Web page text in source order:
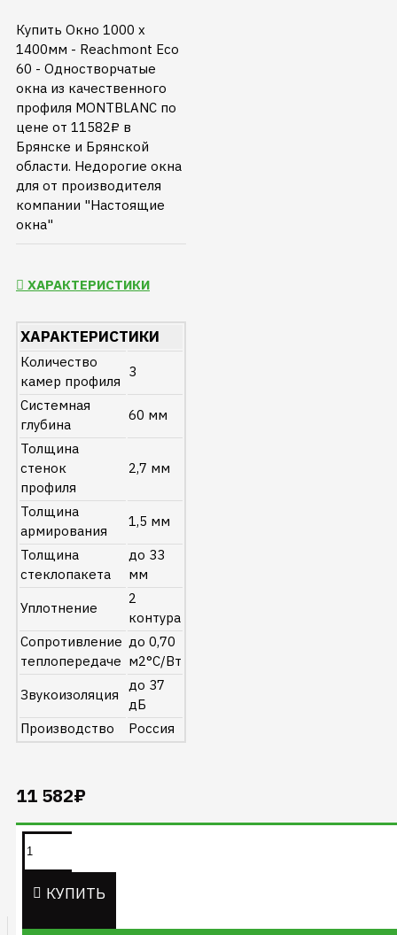
Купить Окно 1000 х
1400мм - Reachmont Eco
60 - Одностворчатые
окна из качественного
профиля MONTBLANC по
цене от 11582₽ в
Брянске и Брянской
области. Недорогие окна
для от производителя
компании "Настоящие
окна"
ХАРАКТЕРИСТИКИ
ХАРАКТЕРИСТИКИ
Количество
камер профиля
3
Системная
глубина
60 мм
Толщина
стенок
профиля
2,7 мм
Толщина
армирования
1,5 мм
Толщина
стеклопакета
до 33
мм
Уплотнение
2
контура
Сопротивление
теплопередаче
до 0,70
м2°C/Вт
Звукоизоляция
до 37
дБ
Производство
Россия
11 582₽
КУПИТЬ
Информация на данном
публичной офертой.